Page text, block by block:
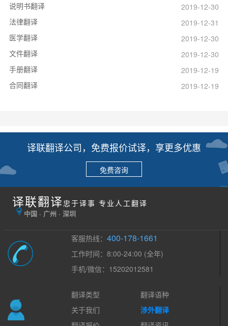
说明书翻译
2019-12-30
法律翻译
2019-12-31
医学翻译
2019-12-30
文件翻译
2019-12-30
手册翻译
2019-12-19
合同翻译
2019-12-19
译联翻译公司，免费报价试译，享更多优惠
免费咨询
译联翻译 忠于译事 专业人工翻译
中国 · 广州 · 深圳
客服热线：400-178-1661
工作时间：8:00-24:00 (全年)
手机/微信：15202012581
翻译类型
翻译语种
关于我们
涉外翻译